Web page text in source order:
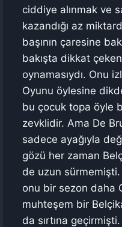
ciddiye alınmak ve
kazandığı az
başının çaresine
bakışta dikkat
oynamasıydı. Onu
Oyunu öylesine
bu çocuk topa öyle
zevklidir. Ama De
sadece ayağıyla
gözü her zaman
de uzun sürmemişti.
onu bir sezon daha
muhteşem bir
da sırtına geçirmişti.